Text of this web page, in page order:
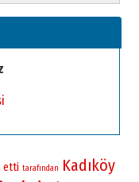
etti tarafından Kadıköy